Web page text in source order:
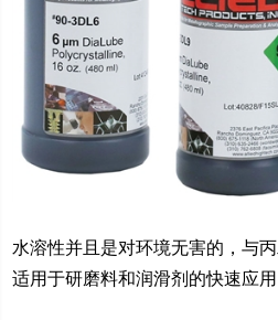
水溶性并且是对环境无害的，与
适用于研磨料和润滑剂的快速应